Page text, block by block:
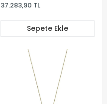
37.283,90 TL
Sepete Ekle